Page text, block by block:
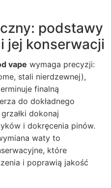
podstawy
jej konserwacji
vape wymaga precyzji:
stali nierdzewnej),
finalną
do dokładnego
dokonaj
i dokręcenia pinów.
waty to
które
i poprawią jakość